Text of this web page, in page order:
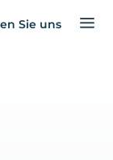
Sie uns